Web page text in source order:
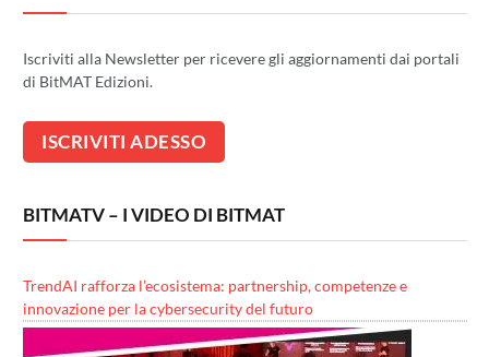
Iscriviti alla Newsletter per ricevere gli aggiornamenti dai portali
di BitMAT Edizioni.
BITMATV – I VIDEO DI BITMAT
TrendAI rafforza l’ecosistema: partnership, competenze e
innovazione per la cybersecurity del futuro